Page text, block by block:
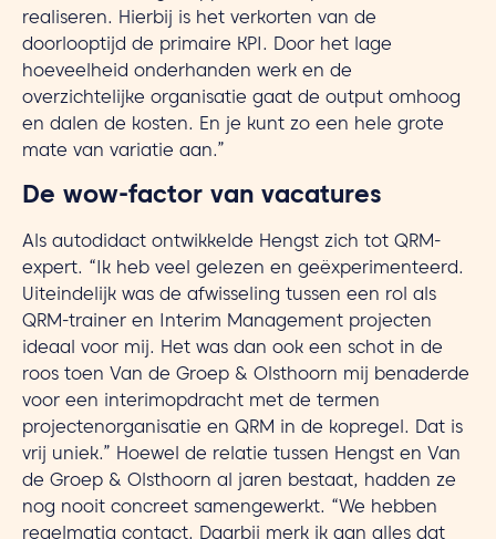
realiseren. Hierbij is het verkorten van de
doorlooptijd de primaire KPI. Door het lage
hoeveelheid onderhanden werk en de
overzichtelijke organisatie gaat de output omhoog
en dalen de kosten. En je kunt zo een hele grote
mate van variatie aan.”
De wow-factor van vacatures
Als autodidact ontwikkelde Hengst zich tot QRM-
expert. “Ik heb veel gelezen en geëxperimenteerd.
Uiteindelijk was de afwisseling tussen een rol als
QRM-trainer en Interim Management projecten
ideaal voor mij. Het was dan ook een schot in de
roos toen Van de Groep & Olsthoorn mij benaderde
voor een interimopdracht met de termen
projectenorganisatie en QRM in de kopregel. Dat is
vrij uniek.” Hoewel de relatie tussen Hengst en Van
de Groep & Olsthoorn al jaren bestaat, hadden ze
nog nooit concreet samengewerkt. “We hebben
regelmatig contact. Daarbij merk ik aan alles dat